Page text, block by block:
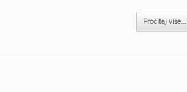
Pročitaj više...